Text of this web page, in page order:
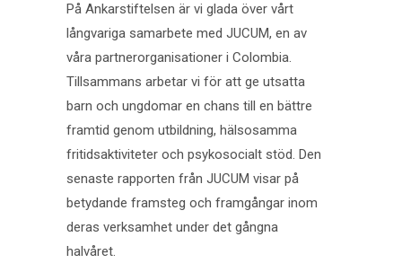
På Ankarstiftelsen är vi glada över vårt
långvariga samarbete med JUCUM, en av
våra partnerorganisationer i Colombia.
Tillsammans arbetar vi för att ge utsatta
barn och ungdomar en chans till en bättre
framtid genom utbildning, hälsosamma
fritidsaktiviteter och psykosocialt stöd. Den
senaste rapporten från JUCUM visar på
betydande framsteg och framgångar inom
deras verksamhet under det gångna
halvåret.